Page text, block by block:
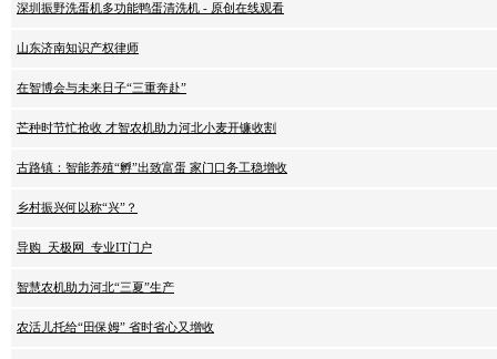
深圳振野洗蛋机多功能鸭蛋清洗机 - 原创在线观看
山东济南知识产权律师
在智博会与未来日子“三重奔赴”
芒种时节忙抢收 才智农机助力河北小麦开镰收割
古路镇：智能养殖“孵”出致富蛋 家门口务工稳增收
乡村振兴何以称“兴”？
导购_天极网_专业IT门户
智慧农机助力河北“三夏”生产
农活儿托给“田保姆” 省时省心又增收